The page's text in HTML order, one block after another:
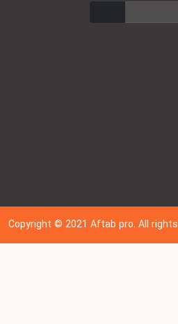
Copyright © 202 1Aftab pro. All